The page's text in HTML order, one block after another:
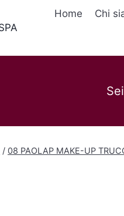
Home Chi
/ 08 PAOLAP MAKE-UP